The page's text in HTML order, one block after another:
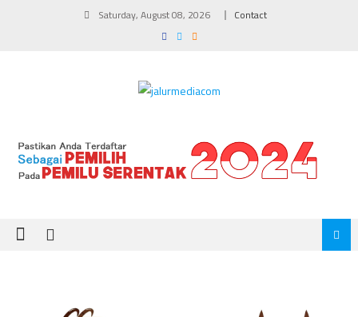
Saturday, August 08, 2026 Contact